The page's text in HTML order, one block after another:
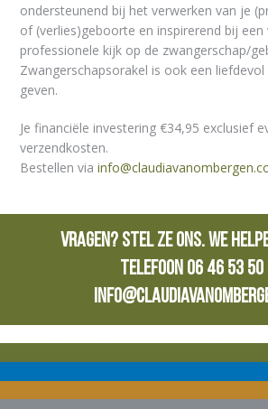
ondersteunend bij het verwerken van je
of (verlies)geboorte en inspirerend bij een
professionele kijk op de zwangerschap/
Zwangerschapsorakel is ook een
geven.
Je financiële investering €34,95 exclusief
verzendkosten.
Bestellen via
Vragen? Stel ze ons. We
Telefoon 06 46 53 50